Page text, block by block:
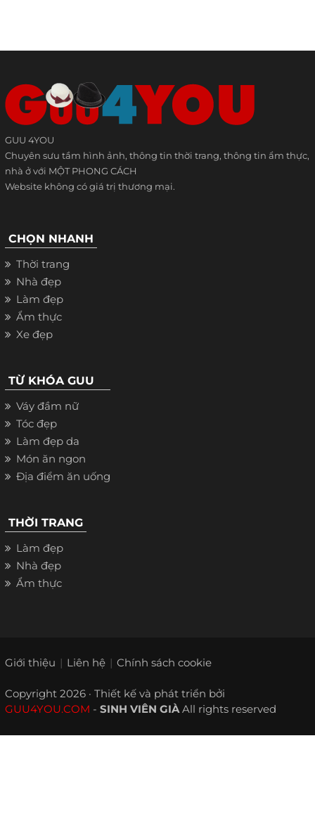
GUU 4YOU
Chuyên sưu tầm hình ảnh, thông tin thời trang, thông tin ẩm thực,
nhà ở với MỘT PHONG CÁCH
Website không có giá trị thương mại.
CHỌN NHANH
Thời trang
Nhà đẹp
Làm đẹp
Ẩm thực
Xe đẹp
TỪ KHÓA GUU
Váy đầm nữ
Tóc đẹp
Làm đẹp da
Món ăn ngon
Địa điểm ăn uống
THỜI TRANG
Làm đẹp
Nhà đẹp
Ẩm thực
Giới thiệu Liên hệ Chính sách cookie
Copyright 2026 · Thiết kế và phát triển bởi
GUU4YOU.COM - SINH VIÊN GIÀAll rights reserved